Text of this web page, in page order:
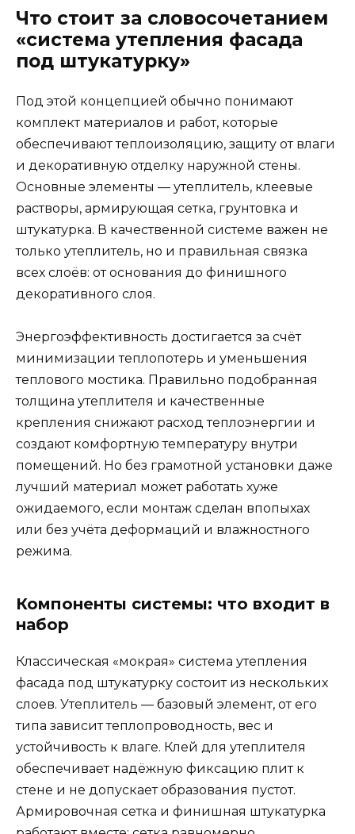
Что стоит за словосочетанием
«система утепления фасада
под штукатурку»
Под этой концепцией обычно понимают
комплект материалов и работ, которые
обеспечивают теплоизоляцию, защиту от влаги
и декоративную отделку наружной стены.
Основные элементы — утеплитель, клеевые
растворы, армирующая сетка, грунтовка и
штукатурка. В качественной системе важен не
только утеплитель, но и правильная связка
всех слоёв: от основания до финишного
декоративного слоя.
Энергоэффективность достигается за счёт
минимизации теплопотерь и уменьшения
теплового мостика. Правильно подобранная
толщина утеплителя и качественные
крепления снижают расход теплоэнергии и
создают комфортную температуру внутри
помещений. Но без грамотной установки даже
лучший материал может работать хуже
ожидаемого, если монтаж сделан впопыхах
или без учёта деформаций и влажностного
режима.
Компоненты системы: что входит в
набор
Классическая «мокрая» система утепления
фасада под штукатурку состоит из нескольких
слоев. Утеплитель — базовый элемент, от его
типа зависит теплопроводность, вес и
устойчивость к влаге. Клей для утеплителя
обеспечивает надёжную фиксацию плит к
стене и не допускает образования пустот.
Армировочная сетка и финишная штукатурка